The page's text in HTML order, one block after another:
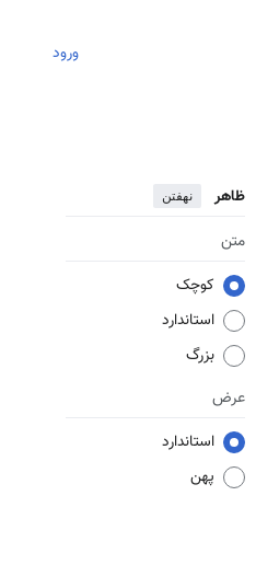
ورود
ظاهر نهفتن
متن
کوچک
استاندارد
بزرگ
عرض
استاندارد
پهن